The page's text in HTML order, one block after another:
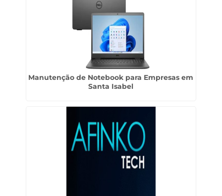
Manutenção de Notebook para Empresas em
Santa Isabel